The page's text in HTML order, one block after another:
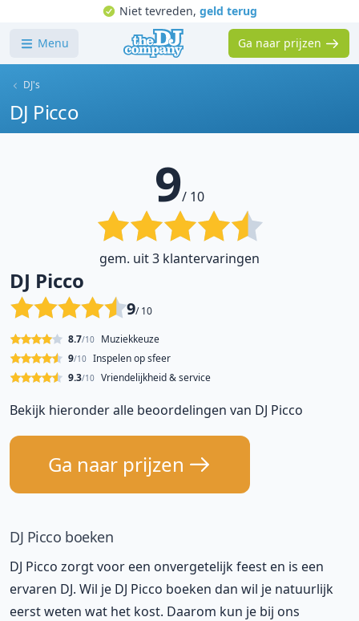
Niet tevreden, geld terug
Menu Ga naar prijzen
DJ's
DJ Picco
9/ 10
gem. uit 3 klantervaringen
DJ Picco
9/ 10
Muziekkeuze
8.7/10
Inspelen op sfeer
9/10
Vriendelijkheid & service
9.3/10
Bekijk hieronder alle beoordelingen van DJ Picco
Ga naar prijzen
DJ Picco boeken
DJ Picco zorgt voor een onvergetelijk feest en is een
ervaren DJ. Wil je DJ Picco boeken dan wil je natuurlijk
eerst weten wat het kost. Daarom kun je bij ons